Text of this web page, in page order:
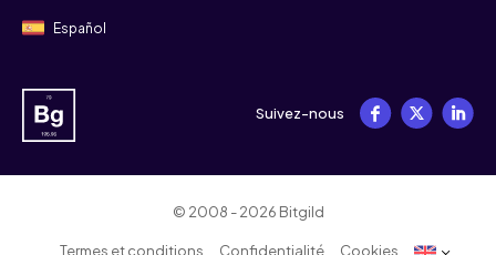
Español
Suivez-nous
© 2008 - 2026 Bitgild
Termes et conditions Confidentialité Cookies